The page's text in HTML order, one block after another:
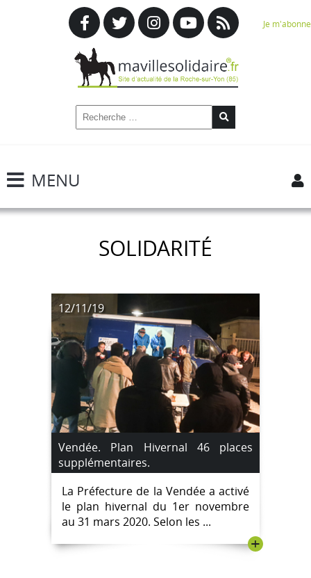
Je m'abonne
MENU
SOLIDARITÉ
12/11/19
Vendée. Plan Hivernal 46 places
supplémentaires.
La Préfecture de la Vendée a activé
le plan hivernal du 1er novembre
au 31 mars 2020. Selon les ...
+